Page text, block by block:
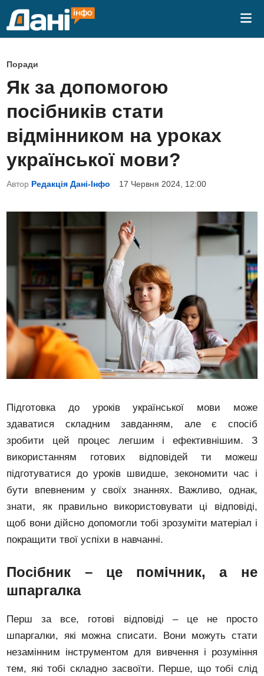
P
o
s
e
d
i
n
Поради
Як за допомогою
посібників стати
відмінником на уроках
української мови?
Автор Редакція Дані-Інфо 17 Червня 2024, 12:00
Підготовка до уроків української мови може
здаватися складним завданням, але є спосіб
зробити цей процес легшим і ефективнішим. З
використанням готових відповідей ти можеш
підготуватися до уроків швидше, зекономити час і
бути впевненим у своїх знаннях. Важливо, однак,
знати, як правильно використовувати ці відповіді,
щоб вони дійсно допомогли тобі зрозуміти матеріал і
покращити твої успіхи в навчанні.
Посібник – це помічник, а не
шпаргалка
Перш за все, готові відповіді – це не просто
шпаргалки, які можна списати. Вони можуть стати
незамінним інструментом для вивчення і розуміння
тем, які тобі складно засвоїти. Перше, що тобі слід